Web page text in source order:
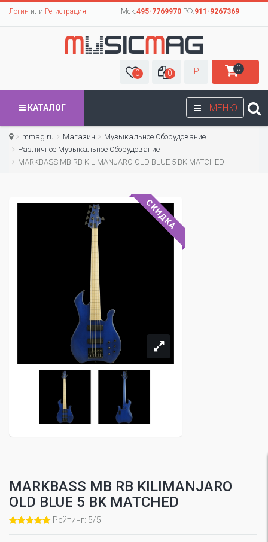
Логин или Регистрация Мск:495-7769970РФ:911-9267369
0 0 Р 0
МЕНЮ
КАТАЛОГ
mmag.ru Магазин
Музыкальное Оборудование
Различное Музыкальное Оборудование
MARKBASS MB RB KILIMANJARO OLD BLUE 5 BK MATCHED
СКИДКА
MARKBASS MB RB KILIMANJARO
OLD BLUE 5 BK MATCHED
Рейтинг: 5/5